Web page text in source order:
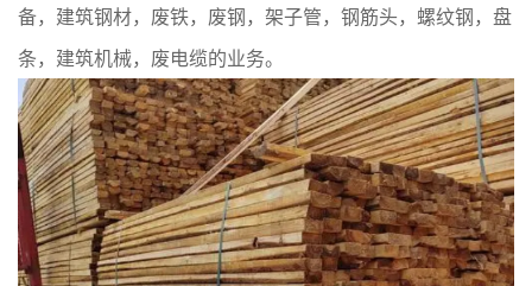
备，建筑钢材，废铁，废钢，架子管，钢筋头，螺纹钢，盘
条，建筑机械，废电缆的业务。